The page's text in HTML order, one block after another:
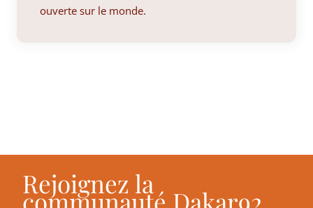
ouverte sur le monde.
Rejoignez la